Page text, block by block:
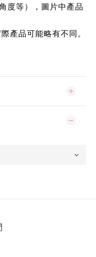
度等），圖片中產品
產品可能略有不同。